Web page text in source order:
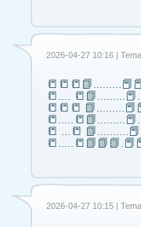
2026-04-27 10:16 |
📒….
📒📒📒
📒 …📒
2026-04-27 10:15 |